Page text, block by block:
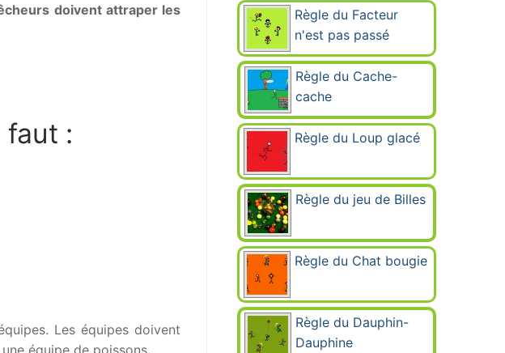
doivent attraper les
faut :
Les équipes doivent
Règle du Facteur
n'est pas passé
Règle du Cache-
cache
Règle du Loup glacé
Règle du jeu de Billes
Règle du Chat bougie
Règle du Dauphin-
Dauphine